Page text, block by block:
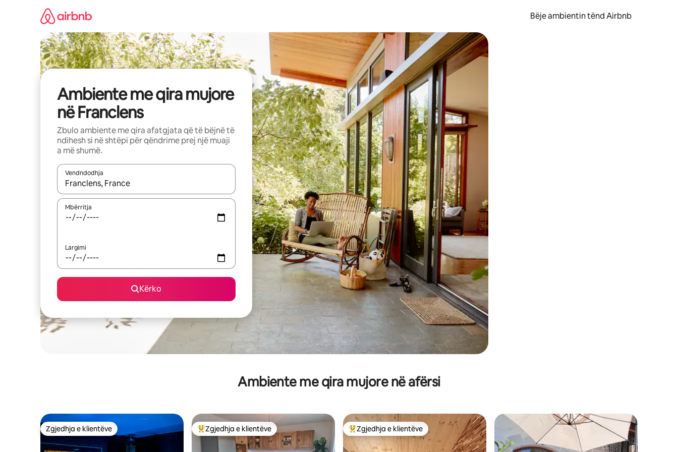
Bëje ambientin tënd Airbnb
Ambiente me qira mujore
në Franclens
Zbulo ambiente me qira afatgjata që të bëjnë të
ndihesh si në shtëpi për qëndrime prej një muaji
a më shumë.
Vendndodhja
Kur rezultatet të jenë të disponueshme, lëviz me butonat e shigjetave lart e poshtë ose eksploro duke prekur ose duke lëvizur ekranin.
Mbërritja
Largimi
Kërko
Ambiente me qira mujore në afërsi
Zgjedhja e klientëve
Zgjedhja e klientëve Më të mirat e zgjedhjeve të klientëve
Zgjedhja e klientëve Më të mirat e zgjedhjeve të klientëve
Zgjedhja e klientëve